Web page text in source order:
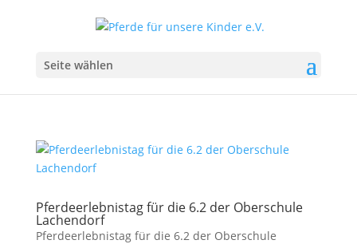
Seite wählen
Pferdeerlebnistag für die 6.2 der Oberschule
Lachendorf
Pferdeerlebnistag für die 6.2 der Oberschule